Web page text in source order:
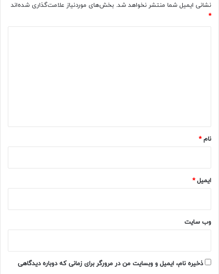
نشانی ایمیل شما منتشر نخواهد شد. بخش‌های موردنیاز علامت‌گذاری شده‌اند
*
نام*
ایمیل*
وب‌ سایت
ذخیره نام، ایمیل و وبسایت من در مرورگر برای زمانی که دوباره دیدگاهی